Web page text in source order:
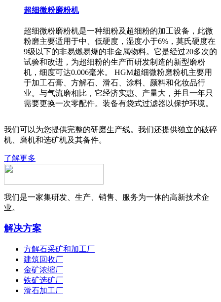
超细微粉磨粉机
超细微粉磨粉机是一种细粉及超细粉的加工设备，此微
粉磨主要适用于中、低硬度，湿度小于6%，莫氏硬度在
9级以下的非易燃易爆的非金属物料。它是经过20多次的
试验和改进，为超细粉的生产而研发制造的新型磨粉
机，细度可达0.006毫米。 HGM超细微粉磨粉机主要用
于加工石膏、方解石、滑石、涂料、颜料和化妆品行
业。与气流磨相比，它经济实惠、产量大，并且一年只
需要更换一次零配件。装备有袋式过滤器以保护环境。
我们可以为您提供完整的研磨生产线。我们还提供独立的破碎
机、磨机和选矿机及其备件。
了解更多
我们是一家集研发、生产、销售、服务为一体的高新技术企
业。
解决方案
方解石采矿和加工厂
建筑回收厂
金矿浓缩厂
铁矿选矿厂
滑石加工厂